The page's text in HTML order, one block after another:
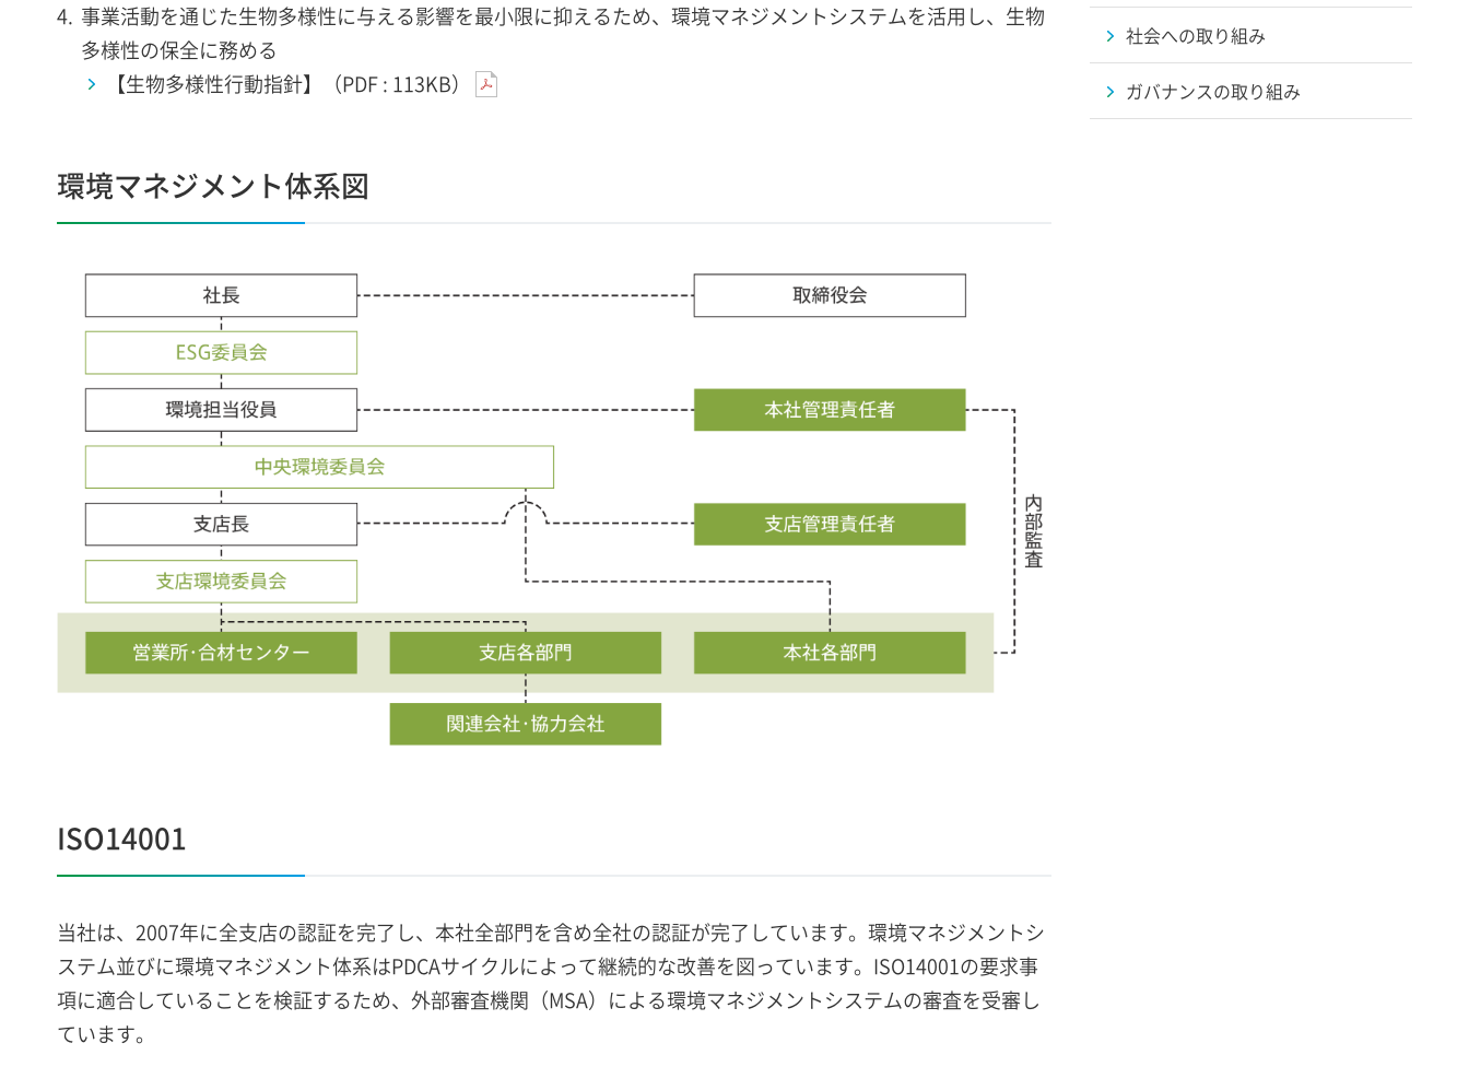
事業活動を通じた生物多様性に与える影響を最小限に抑えるため、環境マネジメントシステムを活用し、生物
多様性の保全に務める
【生物多様性行動指針】（PDF : 113KB）
環境マネジメント体系図
ISO14001
当社は、2007年に全支店の認証を完了し、本社全部門を含め全社の認証が完了しています。環境マネジメントシ
ステム並びに環境マネジメント体系はPDCAサイクルによって継続的な改善を図っています。ISO14001の要求事
項に適合していることを検証するため、外部審査機関（MSA）による環境マネジメントシステムの審査を受審し
ています。
社会への取り組み
ガバナンスの取り組み